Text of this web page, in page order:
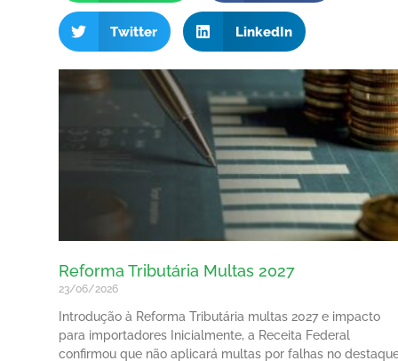
Twitter LinkedIn
Reforma Tributária Multas 2027
23/06/2026
Introdução à Reforma Tributária multas 2027 e impacto
para importadores Inicialmente, a Receita Federal
confirmou que não aplicará multas por falhas no